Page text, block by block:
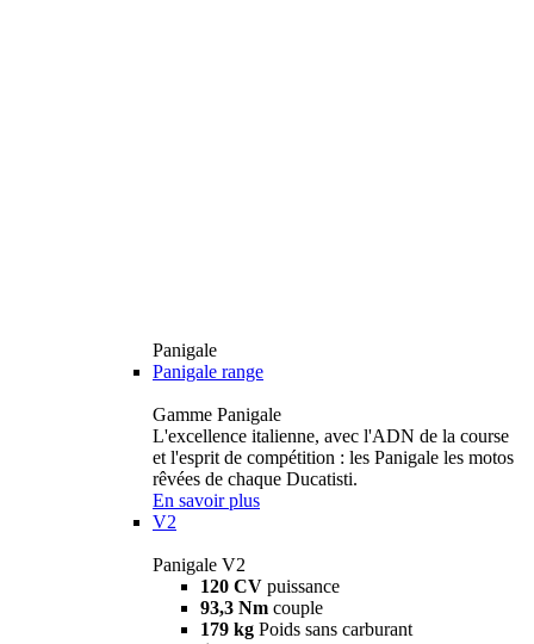
Panigale
Panigale range
Gamme Panigale
L'excellence italienne, avec l'ADN de la course
et l'esprit de compétition : les Panigale les motos
rêvées de chaque Ducatisti.
En savoir plus
V2
Panigale V2
120 CV puissance
93,3 Nm couple
179 kg Poids sans carburant